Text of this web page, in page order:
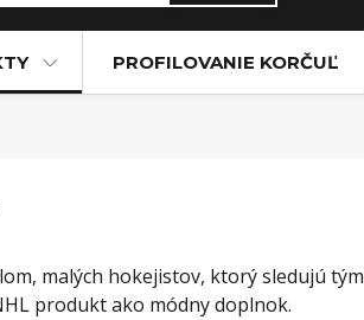
PROFILOVANIE KORČUĽ
malých hokejistov, ktorý sledujú
produkt ako módny doplnok.